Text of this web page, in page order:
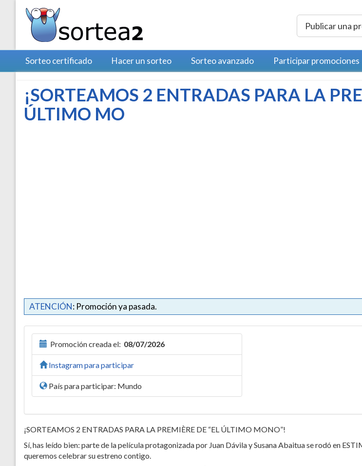
Publicar una
Sorteo certificado Hacer un sorteo Sorteo avanzado Participar promociones
¡SORTEAMOS 2 ENTRADAS PARA LA
ÚLTIMO MO
ATENCIÓN: Promoción ya pasada.
Promoción creada el: 08/07/2026
Instagram para participar
País para participar: Mundo
¡SORTEAMOS 2 ENTRADAS PARA LA PREMIÈRE DE “EL ÚLTIMO MONO”!
Sí, has leído bien: parte de la película protagonizada por Juan Dávila y Susana Abaitua se rodó en
queremos celebrar su estreno contigo.